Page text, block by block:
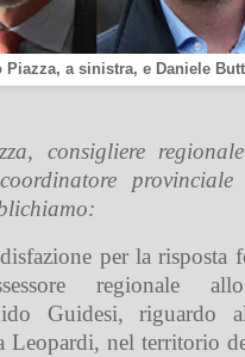
Piazza, a sinistra, e Daniele
consigliere
per la risposta
regionale
Guidesi, riguardo
Leopardi, nel territorio